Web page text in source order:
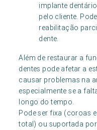
implante
pelo cliente.
reabilitação
dente.
Além de restaurar a
dentes pode afetar a
causar problemas na
especialmente se a
longo do tempo.
Pode ser fixa (coroas
total) ou suportada